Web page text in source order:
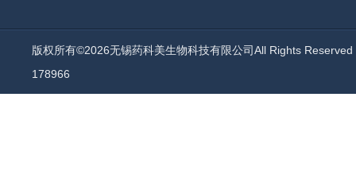
版权所有©2026无锡药科美生物科技有限公司All Rights
178966